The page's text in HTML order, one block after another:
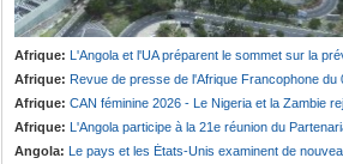
Afrique: L'Angola et l'UA préparent le sommet sur la prévention et la
Afrique: Revue de presse de l'Afrique Francophone du
Afrique: CAN féminine 2026 - Le Nigeria et la Zambie rejoignent les
Afrique: L'Angola participe à la 21e réunion du Partenariat Afrique-
Angola: Le pays et les États-Unis examinent de nouveaux domaines de coopération